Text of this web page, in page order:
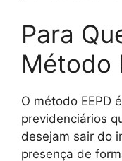
Para
Método
O método EEPD
previdenciários
desejam sair do
presença de